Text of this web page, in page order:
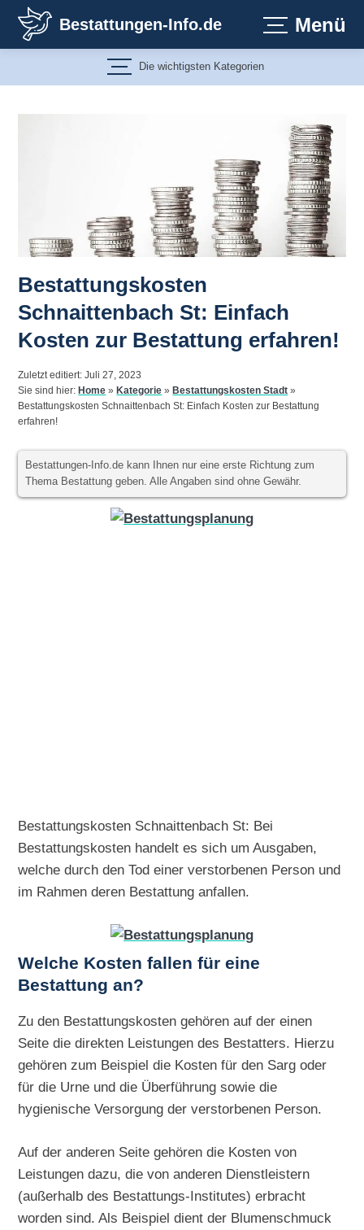
Inhalt
springen
Bestattungen-Info.de Menü
Die wichtigsten Kategorien
Bestattungskosten
Schnaittenbach St: Einfach
Kosten zur Bestattung erfahren!
Zuletzt editiert: Juli 27, 2023
Sie sind hier:Home »Kategorie »Bestattungskosten Stadt »
Bestattungskosten Schnaittenbach St: Einfach Kosten zur Bestattung
erfahren!
Bestattungen-Info.de kann Ihnen nur eine erste Richtung zum
Thema Bestattung geben. Alle Angaben sind ohne Gewähr.
Bestattungskosten Schnaittenbach St: Bei
Bestattungskosten handelt es sich um Ausgaben,
welche durch den Tod einer verstorbenen Person und
im Rahmen deren Bestattung anfallen.
Welche Kosten fallen für eine
Bestattung an?
Zu den Bestattungskosten gehören auf der einen
Seite die direkten Leistungen des Bestatters. Hierzu
gehören zum Beispiel die Kosten für den Sarg oder
für die Urne und die Überführung sowie die
hygienische Versorgung der verstorbenen Person.
Auf der anderen Seite gehören die Kosten von
Leistungen dazu, die von anderen Dienstleistern
(außerhalb des Bestattungs-Institutes) erbracht
worden sind. Als Beispiel dient der Blumenschmuck